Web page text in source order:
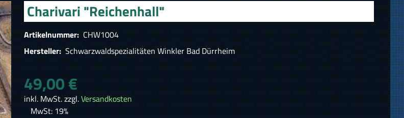
Charivari "Reichenhall"
Artikelnummer: CHW1004
Hersteller: Schwarzwaldspezialitäten Winkler Bad Dürrheim
49,00 €
inkl. MwSt. zzgl.Versandkosten
MwSt: 19%